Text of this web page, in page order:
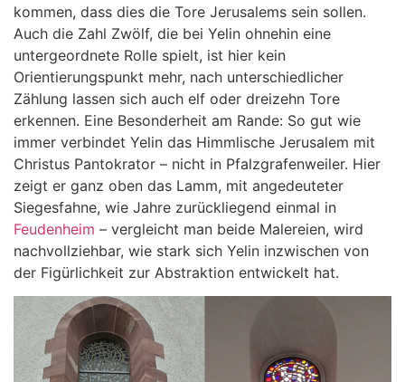
kommen, dass dies die Tore Jerusalems sein sollen.
Auch die Zahl Zwölf, die bei Yelin ohnehin eine
untergeordnete Rolle spielt, ist hier kein
Orientierungspunkt mehr, nach unterschiedlicher
Zählung lassen sich auch elf oder dreizehn Tore
erkennen. Eine Besonderheit am Rande: So gut wie
immer verbindet Yelin das Himmlische Jerusalem mit
Christus Pantokrator – nicht in Pfalzgrafenweiler. Hier
zeigt er ganz oben das Lamm, mit angedeuteter
Siegesfahne, wie Jahre zurückliegend einmal in
Feudenheim – vergleicht man beide Malereien, wird
nachvollziehbar, wie stark sich Yelin inzwischen von
der Figürlichkeit zur Abstraktion entwickelt hat.